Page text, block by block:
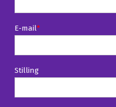
E-mail*
Stilling